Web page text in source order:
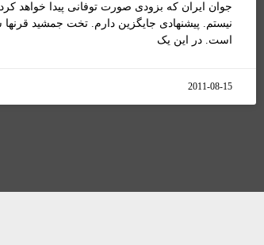
جوان ایران که بزودی صورت توفانی پیدا خواهد کرد.
نیستم. پیشنهادی جایگزین دارم. تخت جمشید
است. در این یک
2011-08-15